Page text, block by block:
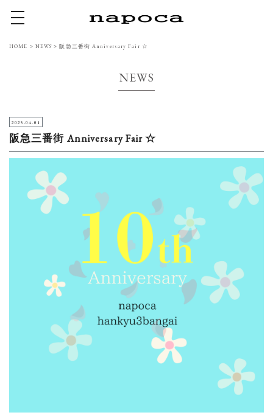
toggle navigation
HOME > NEWS >阪急三番街 Anniversary Fair ☆
NEWS
2025-04-01
阪急三番街 Anniversary Fair ☆